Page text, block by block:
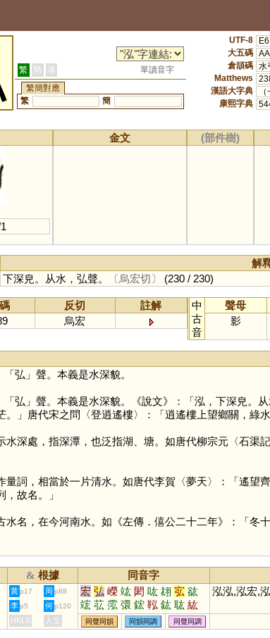
繁 簡 港
單讀音字
繁簡對應
繁
簡
UTF-8
大五碼
倉頡碼 水
Matthews
漢語大字典
康熙字典
金文 (部件樹)
解
下深皃。从水，弘聲。 〔烏宏切〕 (230 / 230)
反切
註解
烏宏
中
古
音
聲母
影
「弘 」聲。本義是水深貌。
「弘 」聲。本義是水深貌。《說文》：「泓，下深皃。
。」唐代宋之問〈登逍遙樓〉：「逍遙樓上望鄉關，綠水
水深處，指深潭，也泛指湖、塘。如唐代柳宗元〈石渠
量詞，相當於一片清水。如唐代李賀〈夢天〉：「遙望
故名。」
水名，在今河南水。如《左傳．僖公二十二年》：「冬
& 根據 同音字
黃 p17 周 p88 宏 弘 嶸 竑 閎 吰 翃 宖 谹
竤 苰 霐 彋 鋐 鞃 鈜 耾 紘
浤 汯
泓泓,泓宏,
李 p5 何 p120
HKLS 人文 同聲同韻 同韻同調 同聲同調